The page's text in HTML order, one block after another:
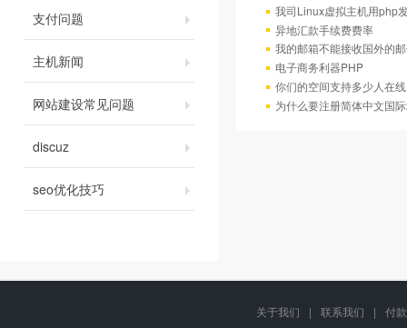
支付问题
主机新闻
网站建设常见问题
discuz
seo优化技巧
我司Linux虚拟主机用php
异地汇款手续费费率
我的邮箱不能接收国外的
电子商务利器PHP
你们的空间支持多少人在
为什么要注册简体中文国
关于我们 | 联系我们 |
付